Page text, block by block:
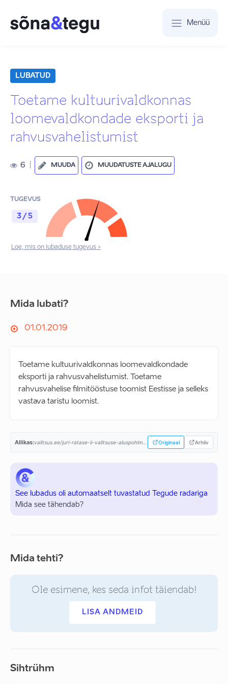
Menüü
LUBATUD
Toetame kultuurivaldkonnas
loomevaldkondade eksporti ja
rahvusvahelistumist
6 MUUDA MUUDATUSTE AJALUGU
TUGEVUS
3 / 5
Loe, mis on lubaduse tugevus >
Mida lubati?
01.01.2019
Toetame kultuurivaldkonnas loomevaldkondade
eksporti ja rahvusvahelistumist. Toetame
rahvusvahelise filmitööstuse toomist Eestisse ja selleks
vastava taristu loomist.
Allikas: Originaal Arhiiv
See lubadus oli automaatselt tuvastatud Tegude radariga
Mida see tähendab?
Mida tehti?
Ole esimene, kes seda infot täiendab!
LISA ANDMEID
Sihtrühm